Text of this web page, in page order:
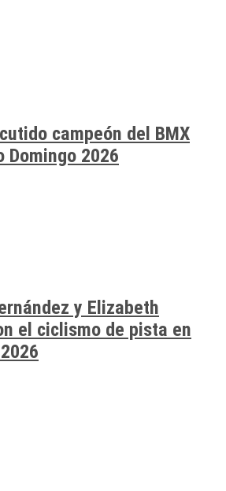
campeón del BMX
Domingo 2026
y Elizabeth
el ciclismo de pista en